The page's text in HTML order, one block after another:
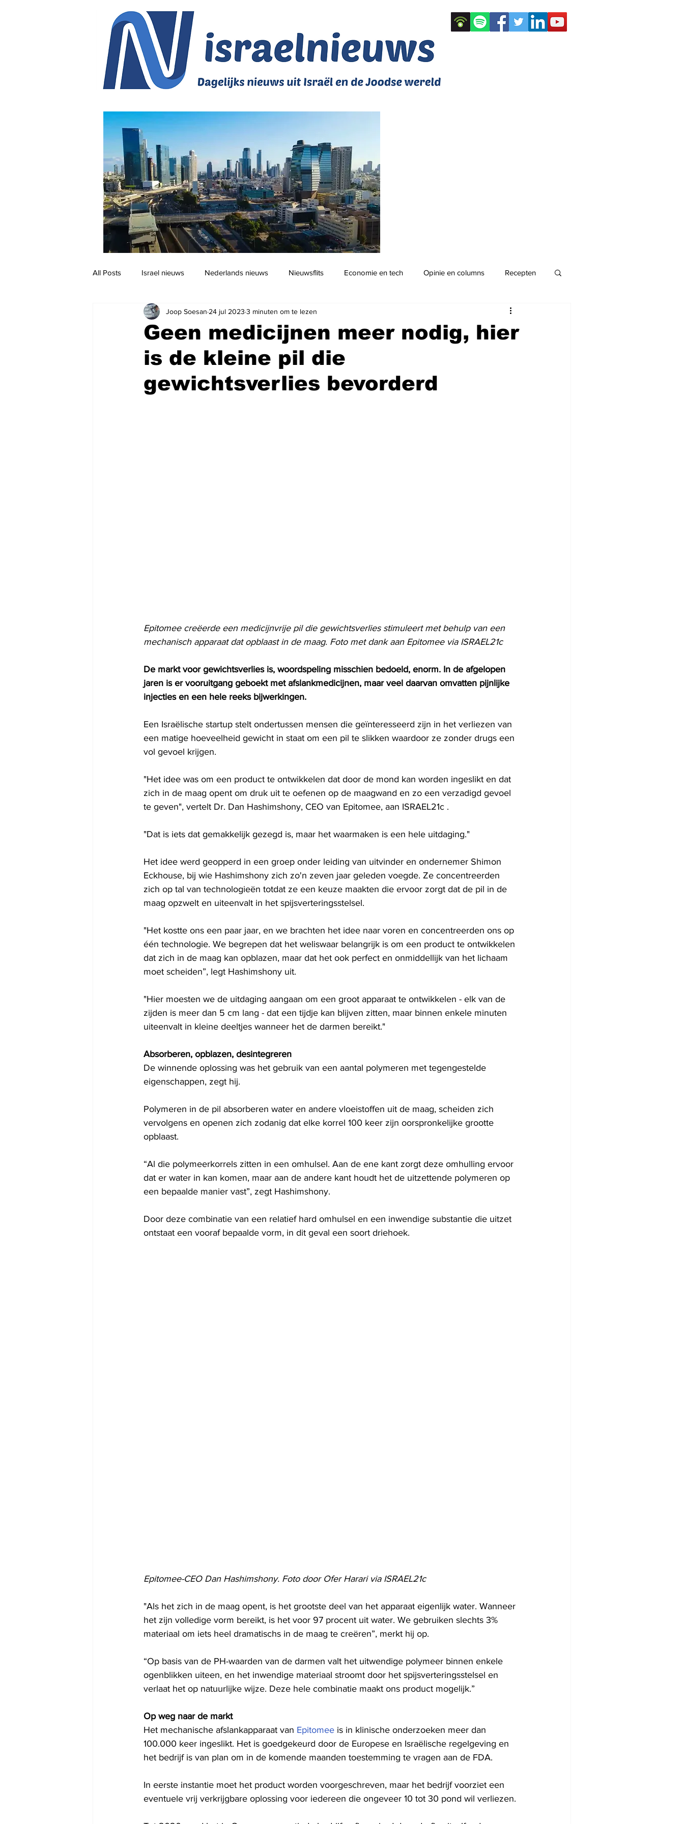
All Posts Israel nieuws Nederlands nieuws Nieuwsflits Economie en tech Opinie en columns Recepten
Jodendom en cultuur Podcast
Geen medicijnen meer nodig, hier
is de kleine pil die
gewichtsverlies bevorderd
Joop Soesan 24 jul 2023 3 minuten om te lezen
Epitomee creëerde een medicijnvrije pil die gewichtsverlies stimuleert met behulp van een
mechanisch apparaat dat opblaast in de maag. Foto met dank aan Epitomee via ISRAEL21c
De markt voor gewichtsverlies is, woordspeling misschien bedoeld, enorm. In de afgelopen
jaren is er vooruitgang geboekt met afslankmedicijnen, maar veel daarvan omvatten pijnlijke
injecties en een hele reeks bijwerkingen.
Een Israëlische startup stelt ondertussen mensen die geïnteresseerd zijn in het verliezen van
een matige hoeveelheid gewicht in staat om een ​​pil te slikken waardoor ze zonder drugs een
vol gevoel krijgen.
"Het idee was om een ​​product te ontwikkelen dat door de mond kan worden ingeslikt en dat
zich in de maag opent om druk uit te oefenen op de maagwand en zo een verzadigd gevoel
te geven", vertelt Dr. Dan Hashimshony, CEO van Epitomee, aan ISRAEL21c .
"Dat is iets dat gemakkelijk gezegd is, maar het waarmaken is een hele uitdaging."
Het idee werd geopperd in een groep onder leiding van uitvinder en ondernemer Shimon
Eckhouse, bij wie Hashimshony zich zo'n zeven jaar geleden voegde. Ze concentreerden
zich op tal van technologieën totdat ze een keuze maakten die ervoor zorgt dat de pil in de
maag opzwelt en uiteenvalt in het spijsverteringsstelsel.
"Het kostte ons een paar jaar, en we brachten het idee naar voren en concentreerden ons op
één technologie. We begrepen dat het weliswaar belangrijk is om een ​​product te ontwikkelen
dat zich in de maag kan opblazen, maar dat het ook perfect en onmiddellijk van het lichaam
moet scheiden”, legt Hashimshony uit.
"Hier moesten we de uitdaging aangaan om een ​​groot apparaat te ontwikkelen - elk van de
zijden is meer dan 5 cm lang - dat een tijdje kan blijven zitten, maar binnen enkele minuten
uiteenvalt in kleine deeltjes wanneer het de darmen bereikt."
Absorberen, opblazen, desintegreren
De winnende oplossing was het gebruik van een aantal polymeren met tegengestelde
eigenschappen, zegt hij.
Polymeren in de pil absorberen water en andere vloeistoffen uit de maag, scheiden zich
vervolgens en openen zich zodanig dat elke korrel 100 keer zijn oorspronkelijke grootte
opblaast.
“Al die polymeerkorrels zitten in een omhulsel. Aan de ene kant zorgt deze omhulling ervoor
dat er water in kan komen, maar aan de andere kant houdt het de uitzettende polymeren op
een bepaalde manier vast”, zegt Hashimshony.
Door deze combinatie van een relatief hard omhulsel en een inwendige substantie die uitzet
ontstaat een vooraf bepaalde vorm, in dit geval een soort driehoek.
Epitomee-CEO Dan Hashimshony. Foto door Ofer Harari via ISRAEL21c
"Als het zich in de maag opent, is het grootste deel van het apparaat eigenlijk water. Wanneer
het zijn volledige vorm bereikt, is het voor 97 procent uit water. We gebruiken slechts 3%
materiaal om iets heel dramatischs in de maag te creëren”, merkt hij op.
“Op basis van de PH-waarden van de darmen valt het uitwendige polymeer binnen enkele
ogenblikken uiteen, en het inwendige materiaal stroomt door het spijsverteringsstelsel en
verlaat het op natuurlijke wijze. Deze hele combinatie maakt ons product mogelijk.”
Op weg naar de markt
Het mechanische afslankapparaat van Epitomee is in klinische onderzoeken meer dan
100.000 keer ingeslikt. Het is goedgekeurd door de Europese en Israëlische regelgeving en
het bedrijf is van plan om in de komende maanden toestemming te vragen aan de FDA.
In eerste instantie moet het product worden voorgeschreven, maar het bedrijf voorziet een
eventuele vrij verkrijgbare oplossing voor iedereen die ongeveer 10 tot 30 pond wil verliezen.